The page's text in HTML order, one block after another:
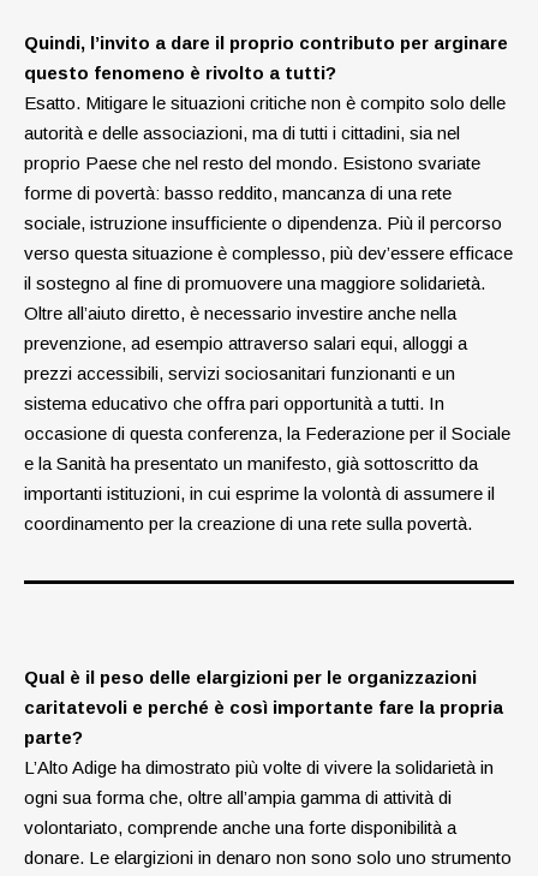
Quindi, l’invito a dare il proprio contributo per arginare
questo fenomeno è rivolto a tutti?
Esatto. Mitigare le situazioni critiche non è compito solo delle
autorità e delle associazioni, ma di tutti i cittadini, sia nel
proprio Paese che nel resto del mondo. Esistono svariate
forme di povertà: basso reddito, mancanza di una rete
sociale, istruzione insufficiente o dipendenza. Più il percorso
verso questa situazione è complesso, più dev’essere efficace
il sostegno al fine di promuovere una maggiore solidarietà.
Oltre all’aiuto diretto, è necessario investire anche nella
prevenzione, ad esempio attraverso salari equi, alloggi a
prezzi accessibili, servizi sociosanitari funzionanti e un
sistema educativo che offra pari opportunità a tutti. In
occasione di questa conferenza, la Federazione per il Sociale
e la Sanità ha presentato un manifesto, già sottoscritto da
importanti istituzioni, in cui esprime la volontà di assumere il
coordinamento per la creazione di una rete sulla povertà.
Qual è il peso delle elargizioni per le organizzazioni
caritatevoli e perché è così importante fare la propria
parte?
L’Alto Adige ha dimostrato più volte di vivere la solidarietà in
ogni sua forma che, oltre all’ampia gamma di attività di
volontariato, comprende anche una forte disponibilità a
donare. Le elargizioni in denaro non sono solo uno strumento